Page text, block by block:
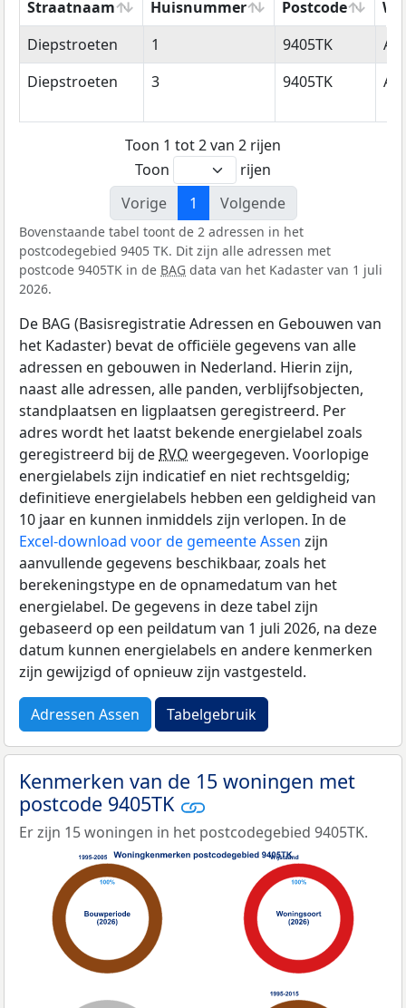
Straatnaam Huisnummer Postcode
Straatnaam
Huisnummer Postcode
Diepstroeten 1 9405TK
Diepstroeten
3 9405TK
Toon 1 tot 2 van 2 rijen
Toon
rijen
Vorige
1 Volgende
Bovenstaande tabel toont de 2 adressen in het
postcodegebied 9405 TK. Dit zijn alle adressen met
postcode 9405TK in de BAG data van het Kadaster van 1 juli
2026.
De BAG (Basisregistratie Adressen en Gebouwen van
het Kadaster) bevat de officiële gegevens van alle
adressen en gebouwen in Nederland. Hierin zijn,
naast alle adressen, alle panden, verblijfsobjecten,
standplaatsen en ligplaatsen geregistreerd. Per
adres wordt het laatst bekende energielabel zoals
geregistreerd bij de RVO weergegeven. Voorlopige
energielabels zijn indicatief en niet rechtsgeldig;
definitieve energielabels hebben een geldigheid van
10 jaar en kunnen inmiddels zijn verlopen. In de
Excel-download voor de gemeente Assen zijn
aanvullende gegevens beschikbaar, zoals het
berekeningstype en de opnamedatum van het
energielabel. De gegevens in deze tabel zijn
gebaseerd op een peildatum van 1 juli 2026, na deze
datum kunnen energielabels en andere kenmerken
zijn gewijzigd of opnieuw zijn vastgesteld.
Adressen Assen Tabelgebruik
Kenmerken van de 15 woningen met
postcode 9405TK
Er zijn 15 woningen in het postcodegebied 9405TK.